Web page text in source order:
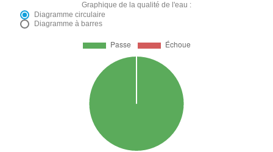
Graphique de la qualité de l'eau :
Diagramme circulaire
Diagramme à barres